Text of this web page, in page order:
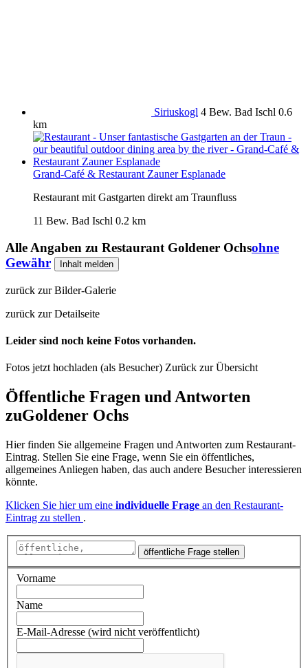
Siriuskogl 4 Bew. Bad Ischl 0.6
km
Grand-Café & Restaurant Zauner Esplanade
Restaurant mit Gastgarten direkt am Traunfluss
11 Bew. Bad Ischl 0.2 km
Alle Angaben zu Restaurant Goldener Ochsohne
Gewähr
Inhalt melden
zurück zur Bilder-Galerie
zurück zur Detailseite
Leider sind noch keine Fotos vorhanden.
Fotos jetzt hochladen (als Besucher) Zurück zur Übersicht
Öffentliche Fragen und Antworten
zuGoldener Ochs
Hier finden Sie allgemeine Fragen und Antworten zum Restaurant-
Eintrag. Stellen Sie eine Frage, wenn Sie ein öffentliches,
allgemeines Anliegen haben, das auch andere Besucher interessieren
könnte.
Klicken Sie hier um eine individuelle Frage an den Restaurant-
Eintrag zu stellen .
öffentliche Frage stellen
Vorname
Name
E-Mail-Adresse (wird nicht veröffentlicht)